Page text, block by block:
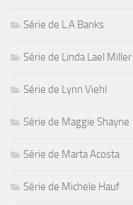
Série de L.A Banks
Série de Linda Lael Miller
Série de Lynn Viehl
Série de Maggie Shayne
Série de Marta Acosta
Série de Michele Hauf